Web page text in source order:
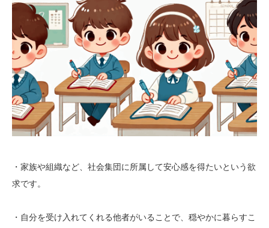
・家族や組織など、社会集団に所属して安心感を得たいという欲
求です。
・自分を受け入れてくれる他者がいることで、穏やかに暮らすこ